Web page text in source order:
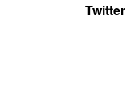
Twitter